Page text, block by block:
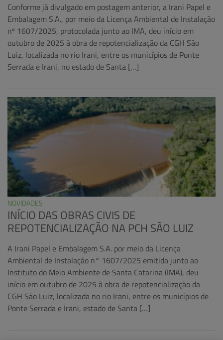
Conforme já divulgado em postagem anterior, a Irani Papel e
Embalagem S.A., por meio da Licença Ambiental de Instalação
nº 1607/2025, protocolada junto ao IMA, deu início em
outubro de 2025 à obra de repotencialização da CGH São
Luiz, localizada no rio Irani, entre os municípios de Ponte
Serrada e Irani, no estado de Santa […]
NOVIDADES
INÍCIO DAS OBRAS CIVIS DE
REPOTENCIALIZAÇÃO NA PCH SÃO LUIZ
A Irani Papel e Embalagem S.A. por meio da Licença
Ambiental de Instalação n° 1607/2025 emitida junto ao
Instituto do Meio Ambiente de Santa Catarina (IMA), deu
início em outubro de 2025 à obra de repotencialização da
CGH São Luiz, localizada no rio Irani, entre os municípios de
Ponte Serrada e Irani, estado de Santa […]